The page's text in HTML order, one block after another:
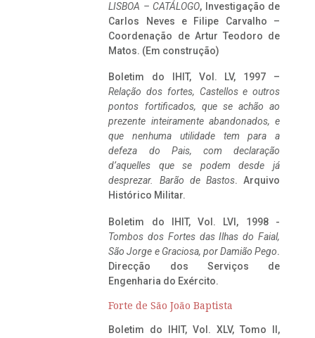
LISBOA – CATÁLOGO, Investigação de
Carlos Neves e Filipe Carvalho –
Coordenação de Artur Teodoro de
Matos. (Em construção)
Boletim do IHIT, Vol. LV, 1997 –
Relação dos fortes, Castellos e outros
pontos fortificados, que se achão ao
prezente inteiramente abandonados, e
que nenhuma utilidade tem para a
defeza do Pais, com declaração
d’aquelles que se podem desde já
desprezar. Barão de Bastos. Arquivo
Histórico Militar.
Boletim do IHIT, Vol. LVI, 1998 -
Tombos dos Fortes das Ilhas do Faial,
São Jorge e Graciosa, por Damião Pego.
Direcção dos Serviços de
Engenharia do Exército.
Forte de São João Baptista
Boletim do IHIT, Vol. XLV, Tomo II,